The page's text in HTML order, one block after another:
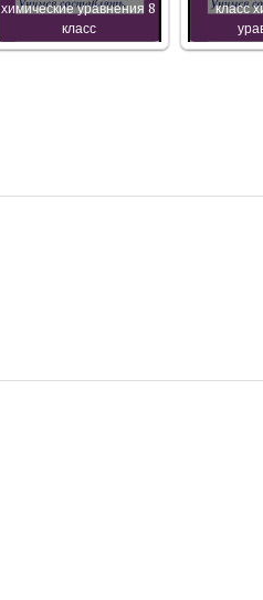
химические уравнения 8
класс
класс